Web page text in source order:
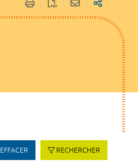
EFFACER RECHERCHER